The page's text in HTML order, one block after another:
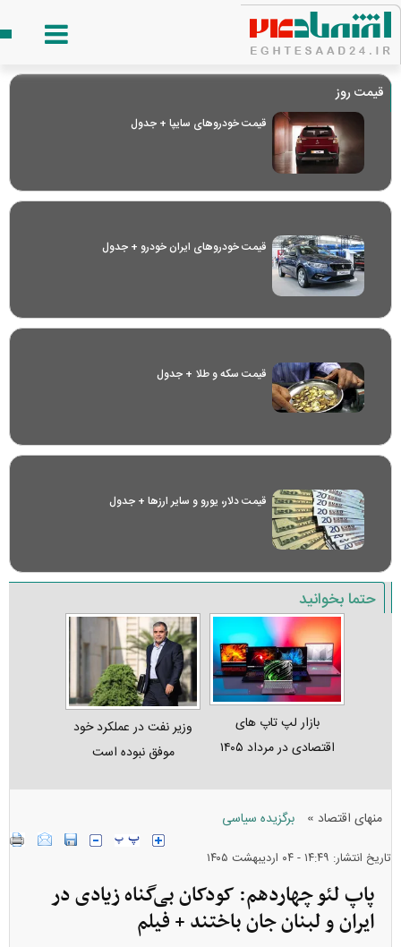
قیمت روز
قیمت خودرو‌های سایپا + جدول
قیمت خودرو‌های ایران خودرو + جدول
قیمت سکه و طلا + جدول
قیمت دلار، یورو و سایر ارز‌ها + جدول
حتما بخوانید
بازار لپ‌ تاپ‌ های
اقتصادی در مرداد ۱۴۰۵
وزیر نفت در عملکرد خود
موفق نبوده است
منهای اقتصاد » برگزیده سیاسی
تاریخ انتشار: ۱۴:۴۹ - ۰۴ ارديبهشت ۱۴۰۵
پاپ لئو چهاردهم: کودکان بی‌گناه زیادی در
ایران و لبنان جان باختند + فیلم